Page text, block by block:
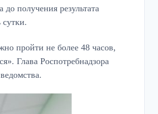
получения результата
пройти не более 48 часов,
Глава Роспотребнадзора